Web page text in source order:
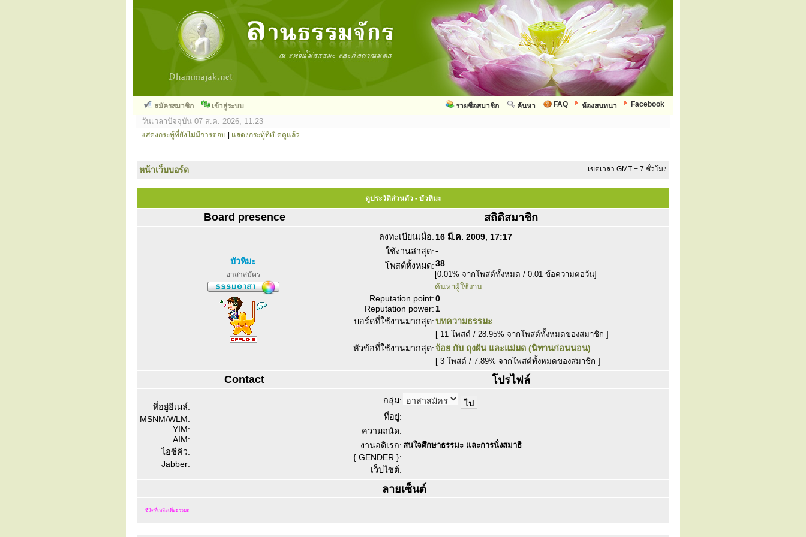
สมัครสมาชิก เข้าสู่ระบบ Facebook
ห้องสนทนา
FAQ
ค้นหา
รายชื่อสมาชิก
วันเวลาปัจจุบัน 07 ส.ค. 2026, 11:23
แสดงกระทู้ที่ยังไม่มีการตอบ แสดงกระทู้ที่เปิดดูแล้ว
หน้าเว็บบอร์ด เขตเวลา GMT + 7 ชั่วโมง
ดูประวัติส่วนตัว - บัวหิมะ
Board presence สถิติสมาชิก
บัวหิมะ
อาสาสมัคร
ลงทะเบียนเมื่อ: 16 มี.ค. 2009, 17:17
ใช้งานล่าสุด:-
โพสต์ทั้งหมด:38
[0.01% จากโพสต์ทั้งหมด / 0.01 ข้อความต่อวัน]
ค้นหาผู้ใช้งาน
Reputation point:0
Reputation power: 1
บอร์ดที่ใช้งานมากสุด:บทความธรรมะ
[ 11 โพสต์ / 28.95% จากโพสต์ทั้งหมดของสมาชิก ]
หัวข้อที่ใช้งานมากสุด:จ้อย กับ ถุงฝัน และแม่มด (นิทานก่อนนอน)
[ 3 โพสต์ / 7.89% จากโพสต์ทั้งหมดของสมาชิก ]
Contact โปรไฟล์
ที่อยู่อีเมล์:
MSNM/WLM:
YIM:
AIM:
ไอซีคิว:
Jabber:
กลุ่ม:
ที่อยู่:
ความถนัด:
งานอดิเรก: สนใจศึกษาธรรมะ และการนั่งสมาธิ
{ GENDER }:
เว็บไซต์:
ลายเซ็นต์
ชีวิตที่เหลือเพื่อธรรมะ